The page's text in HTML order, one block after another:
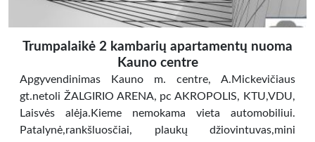
Trumpalaikė 2 kambarių apartamentų nuoma
Kauno centre
Apgyvendinimas Kauno m. centre, A.Mickevičiaus
gt.netoli ŽALGIRIO ARENA, pc AKROPOLIS, KTU,VDU,
Laisvės alėja.Kieme nemokama vieta automobiliui.
Patalynė,rankšluosčiai, plaukų džiovintuvas,mini